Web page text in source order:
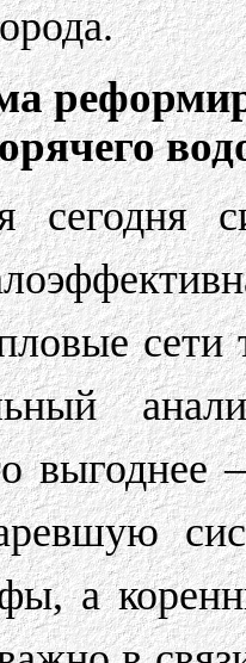
сегодня
сети
выгоднее
а